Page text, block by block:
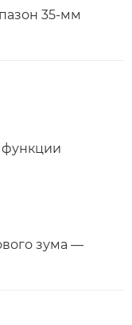
35-мм
зума —